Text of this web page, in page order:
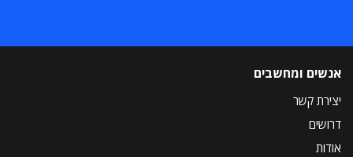
אנשים ומחשבים
יצירת קשר
דרושים
אודות